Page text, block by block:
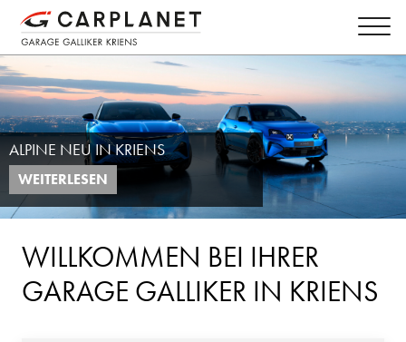
ALPINE NEU IN KRIENS
WEITERLESEN
SOMMER ERFAHREN
...UND DABEI COOL BLEIBEN
WEITERLESEN
WILLKOMMEN BEI IHRER
GARAGE GALLIKER IN KRIENS